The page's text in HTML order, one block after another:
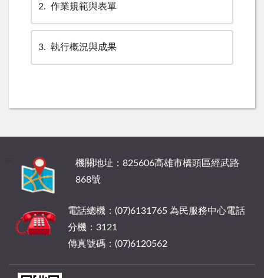
2 作業規範與表單
3 執行概況與成果
機關地址：825606高雄市橋頭區經武路
868號
電話總機：(07)6131765 為民服務中心電話
分機：3121
傳真號碼：(07)6120562